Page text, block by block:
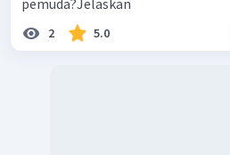
pemuda?Jelaskan
2 5.0